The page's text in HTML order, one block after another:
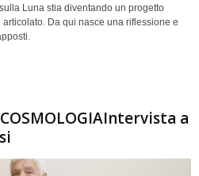
Luna stia diventando un progetto
Da qui nasce una riflessione e
COSMOLOGIAIntervista a